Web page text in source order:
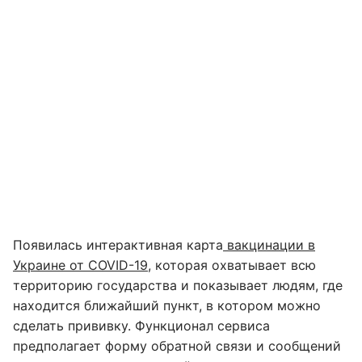
Появилась интерактивная карта вакцинации в
Украине от COVID-19, которая охватывает всю
территорию государства и показывает людям, где
находится ближайший пункт, в котором можно
сделать прививку. Функционал сервиса
предполагает форму обратной связи и сообщений